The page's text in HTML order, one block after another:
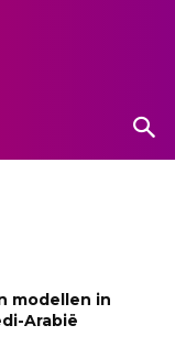
modellen in
Arabië